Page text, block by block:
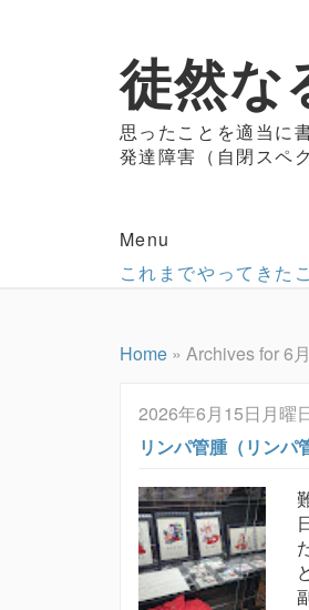
徒然な
思ったことを適当に
発達障害（自閉スペ
Menu
これまでやってきた
Home» Archives for 6
2026年6月15日月曜
リンパ管腫（リンパ